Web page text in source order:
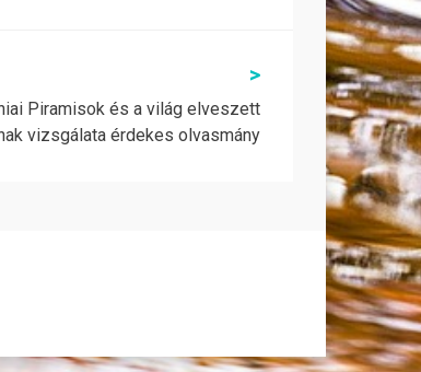
>
Piramisok és a világ elveszett
vizsgálata érdekes olvasmány